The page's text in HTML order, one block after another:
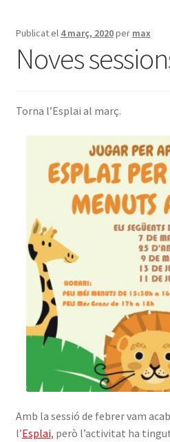
CURSOS
FES-TE SOCI
INICIA SESSIÓ
Publicat el 4 març, 2020per max
Noves
Torna l’Esplai al març.
Amb la sessió de febrer vam
l’Esplai, però l’activitat ha